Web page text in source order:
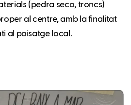
(pedra seca, troncs)
al centre, amb la finalitat
al paisatge local.